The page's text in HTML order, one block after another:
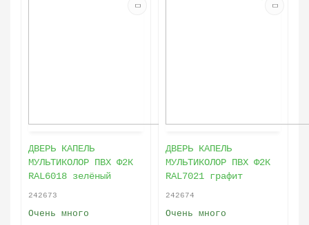
ДВЕРЬ КАПЕЛЬ
МУЛЬТИКОЛОР ПВХ Ф2К
RAL6018 зелёный
242673
Очень много
ДВЕРЬ КАПЕЛЬ
МУЛЬТИКОЛОР ПВХ Ф2К
RAL7021 графит
242674
Очень много